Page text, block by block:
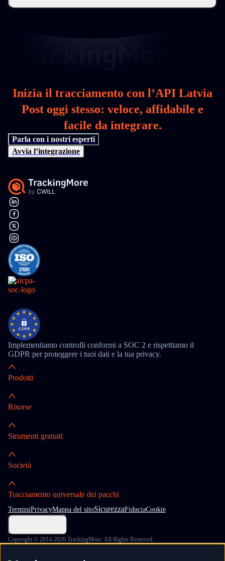
Inizia il tracciamento con l’API Latvia
Post oggi stesso: veloce, affidabile e
facile da integrare.
Parla con i nostri esperti
Avvia l’integrazione
Implementiamo controlli conformi a SOC 2 e rispettiamo il
GDPR per proteggere i tuoi dati e la tua privacy.
Prodotti
Risorse
Strumenti gratuiti
Società
Tracciamento universale dei pacchi
TerminiPrivacyMappa del sitoSicurezzaFiduciaCookie
Copyright © 2014-2026 TrackingMore. All Rights Reserved.